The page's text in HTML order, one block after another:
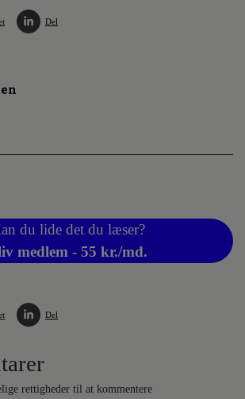
Del
du lide det du læser?
medlem - 55 kr./md.
Del
rettigheder til at kommentere